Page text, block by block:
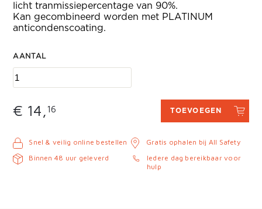
licht tranmissiepercentage van 90%.
Kan gecombineerd worden met PLATINUM
anticondenscoating.
AANTAL
€ 14,16 TOEVOEGEN
Snel & veilig online bestellen
Binnen 48 uur geleverd
Gratis ophalen bij All Safety
Iedere dag bereikbaar voor
hulp